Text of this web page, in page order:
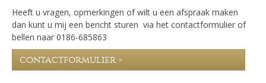
Heeft u vragen, opmerkingen of wilt u een afspraak maken
dan kunt u mij een bericht sturen via het contactformulier of
bellen naar 0186-685863
contactformulier »